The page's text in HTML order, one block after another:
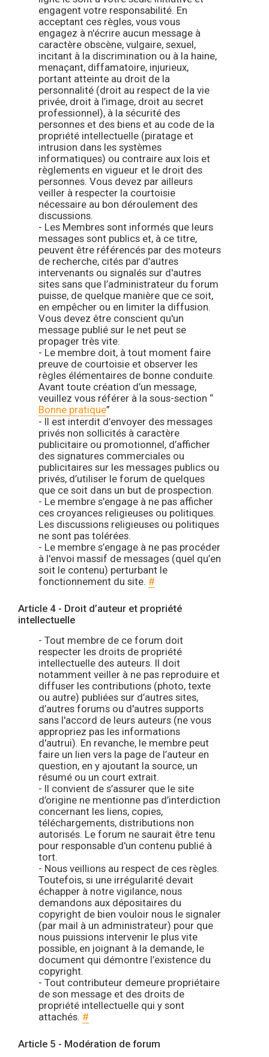
engagent votre responsabilité. En
acceptant ces règles, vous vous
engagez à n'écrire aucun message à
caractère obscène, vulgaire, sexuel,
incitant à la discrimination ou à la haine,
menaçant, diffamatoire, injurieux,
portant atteinte au droit de la
personnalité (droit au respect de la vie
privée, droit à l’image, droit au secret
professionnel), à la sécurité des
personnes et des biens et au code de la
propriété intellectuelle (piratage et
intrusion dans les systèmes
informatiques) ou contraire aux lois et
règlements en vigueur et le droit des
personnes. Vous devez par ailleurs
veiller à respecter la courtoisie
nécessaire au bon déroulement des
discussions.
- Les Membres sont informés que leurs
messages sont publics et, à ce titre,
peuvent être référencés par des moteurs
de recherche, cités par d'autres
intervenants ou signalés sur d'autres
sites sans que l’administrateur du forum
puisse, de quelque manière que ce soit,
en empêcher ou en limiter la diffusion.
Vous devez être conscient qu'un
message publié sur le net peut se
propager très vite.
- Le membre doit, à tout moment faire
preuve de courtoisie et observer les
règles élémentaires de bonne conduite.
Avant toute création d’un message,
veuillez vous référer à la sous-section “
Bonne pratique”
- Il est interdit d’envoyer des messages
privés non sollicités à caractère
publicitaire ou promotionnel, d’afficher
des signatures commerciales ou
publicitaires sur les messages publics ou
privés, d’utiliser le forum de quelques
que ce soit dans un but de prospection.
- Le membre s’engage à ne pas afficher
ces croyances religieuses ou politiques.
Les discussions religieuses ou politiques
ne sont pas tolérées.
- Le membre s’engage à ne pas procéder
à l'envoi massif de messages (quel qu’en
soit le contenu) perturbant le
fonctionnement du site. #
Article 4 - Droit d’auteur et propriété
intellectuelle
- Tout membre de ce forum doit
respecter les droits de propriété
intellectuelle des auteurs. Il doit
notamment veiller à ne pas reproduire et
diffuser les contributions (photo, texte
ou autre) publiées sur d’autres sites,
d’autres forums ou d'autres supports
sans l'accord de leurs auteurs (ne vous
appropriez pas les informations
d'autrui). En revanche, le membre peut
faire un lien vers la page de l’auteur en
question, en y ajoutant la source, un
résumé ou un court extrait.
- Il convient de s’assurer que le site
d’origine ne mentionne pas d’interdiction
concernant les liens, copies,
téléchargements, distributions non
autorisés. Le forum ne saurait être tenu
pour responsable d'un contenu publié à
tort.
- Nous veillions au respect de ces règles.
Toutefois, si une irrégularité devait
échapper à notre vigilance, nous
demandons aux dépositaires du
copyright de bien vouloir nous le signaler
(par mail à un administrateur) pour que
nous puissions intervenir le plus vite
possible, en joignant à la demande, le
document qui démontre l’existence du
copyright.
- Tout contributeur demeure propriétaire
de son message et des droits de
propriété intellectuelle qui y sont
attachés. #
Article 5 - Modération de forum